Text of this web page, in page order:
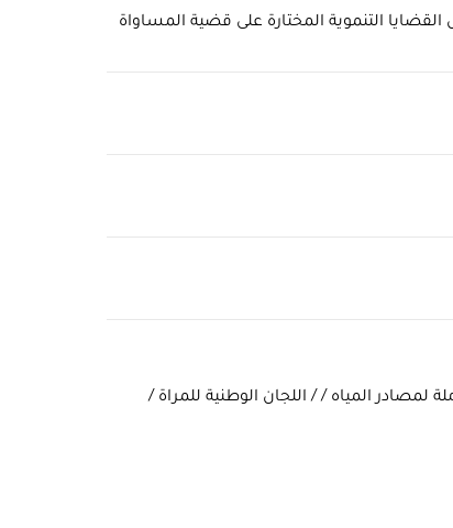
التنموية المختارة على قضية المساواة
لمصادر المياه / / اللجان الوطنية للمراة /